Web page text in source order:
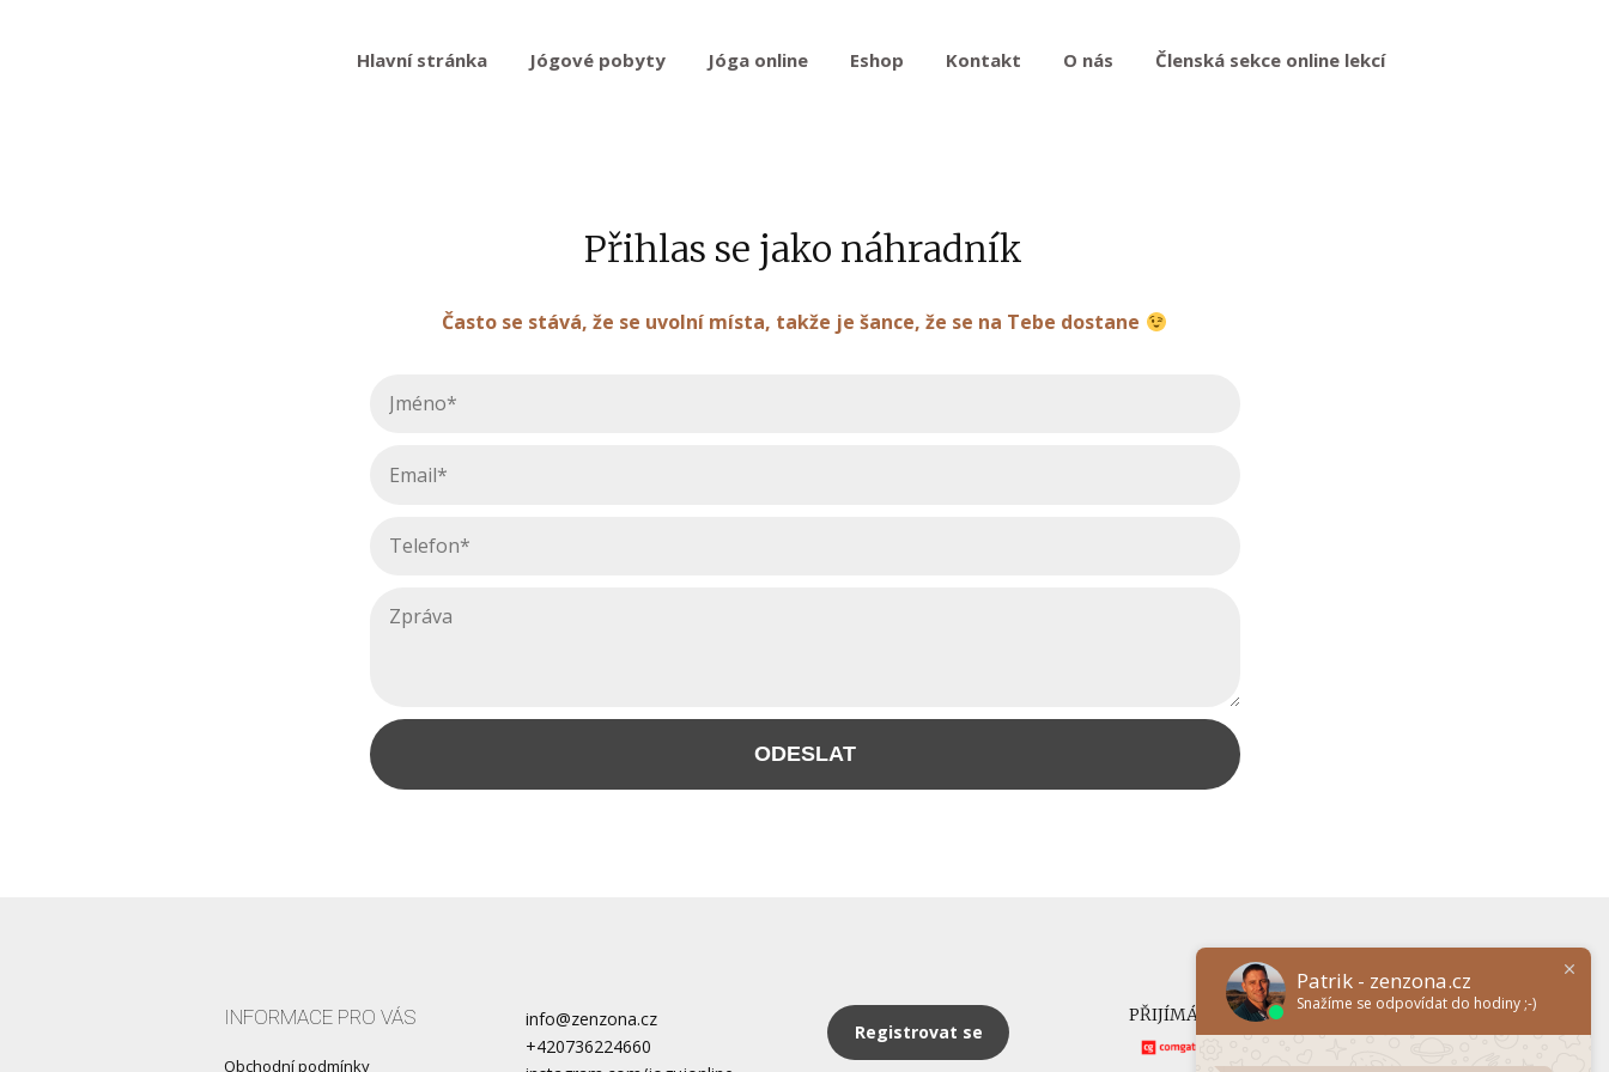
Hlavní stránka Jógové pobyty Jóga online Eshop Kontakt O nás Členská sekce online lekcí
Přihlas se jako náhradník
Často se stává, že se uvolní místa, takže je šance, že se na Tebe dostane
ODESLAT
INFORMACE PRO VÁS
Obchodní podmínky
info@zenzona.cz
+420736224660
Registrovat se
PŘIJÍMÁME ONLINE PLATBY
Patrik - zenzona.cz
Snažíme se odpovídat do hodiny ;-)